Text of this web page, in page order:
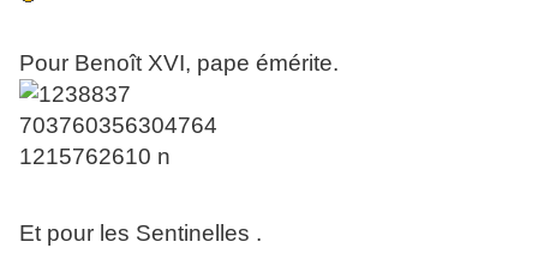
Pour Benoît XVI, pape émérite.
Et pour les Sentinelles .